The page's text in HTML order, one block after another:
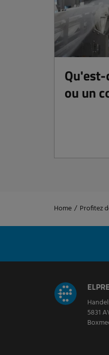
Qu'est-
ou un
Home / Profitez
5831